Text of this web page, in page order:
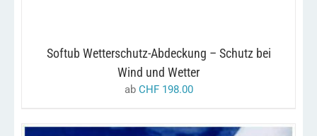
AUF
DER
PRODUKTSEITE
GEWÄHLT
Softub Wetterschutz-Abdeckung – Schutz bei
Wind und Wetter
ab CHF198.00